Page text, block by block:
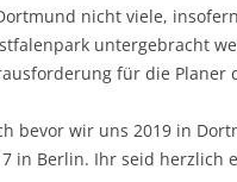
nicht viele,
untergebracht
für die Planer
bevor wir uns 2019 in
in Berlin. Ihr seid herzlich